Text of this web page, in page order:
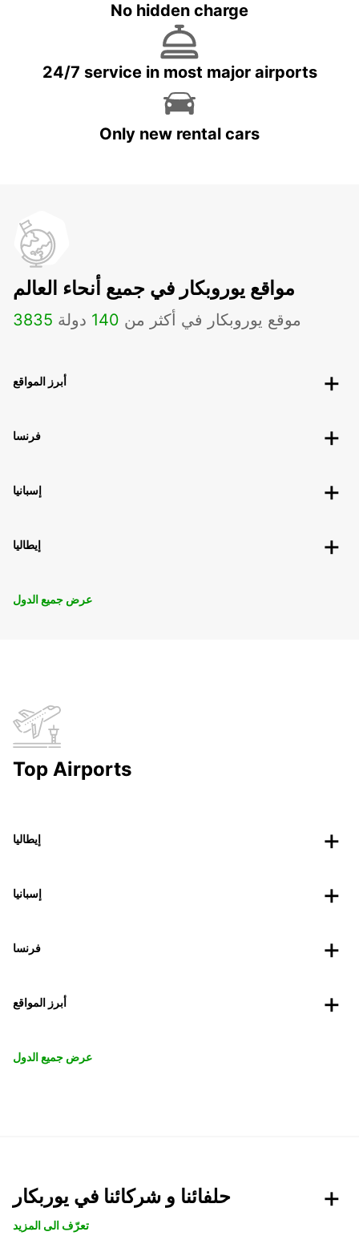
No hidden charge
24/7 service in most major airports
Only new rental cars
مواقع يوروبكار في جميع أنحاء العالم
3835 موقع يوروبكار في أكثر من 140 دولة
أبرز المواقع
فرنسا
إسبانيا
إيطاليا
عرض جميع الدول
Top Airports
إيطاليا
إسبانيا
فرنسا
أبرز المواقع
عرض جميع الدول
حلفائنا و شركائنا في يوربكار
تعرّف الى المزيد